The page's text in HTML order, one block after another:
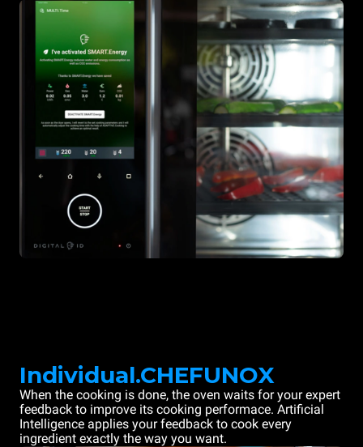
Individual.CHEFUNOX
When the cooking is done, the oven waits for your expert
feedback to improve its cooking performace. Artificial
Intelligence applies your feedback to cook every
ingredient exactly the way you want.